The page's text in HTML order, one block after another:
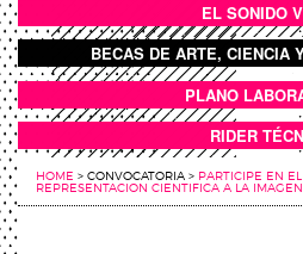
BOTÓN SONIDO
EL SONIDO
BOTON DOMO
BECAS DE ARTE, CIENCIA
ANEXOS
PLANO
RIDER
HOME > CONVOCATORIA > PARTICIPE EN
REPRESENTACION CIENTIFICA A LA